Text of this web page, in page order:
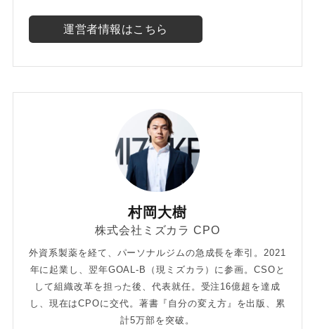
運営者情報はこちら
村岡大樹
株式会社ミズカラ CPO
外資系製薬を経て、パーソナルジムの急成長を牽引。2021
年に起業し、翌年GOAL-B（現ミズカラ）に参画。CSOと
して組織改革を担った後、代表就任。受注16億超を達成
し、現在はCPOに交代。著書『自分の変え方』を出版、累
計5万部を突破。